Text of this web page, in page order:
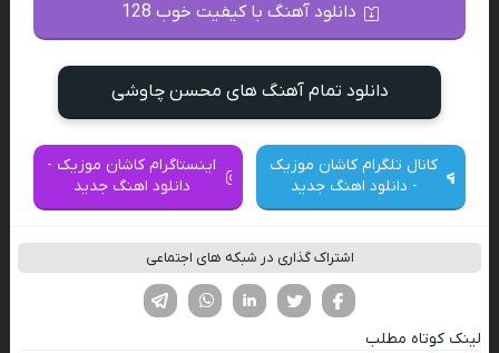
دانلود آهنگ با کیفیت خوب 128
دانلود تمام آهنگ های محسن چاوشی
کانال تلگرام کاشان موزیک
- دانلود اهنگ جدید
اینستاگرام کاشان موزیک -
دانلود اهنگ جدید
اشتراک گذاری در شبکه های اجتماعی
لینکدین تویتر
فیسوک
لینک کوتاه مطلب